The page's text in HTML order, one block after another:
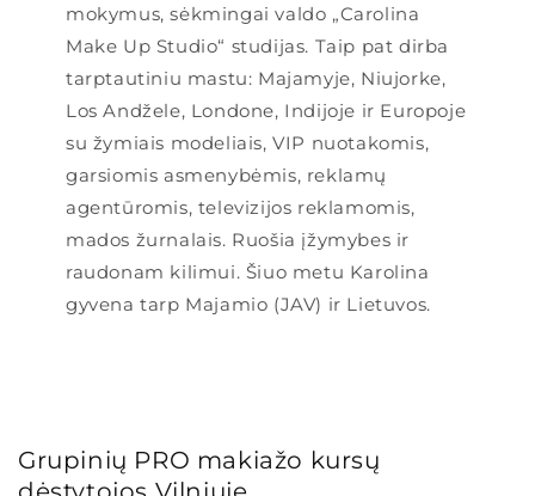
mokymus, sėkmingai valdo „Carolina
Make Up Studio“ studijas. Taip pat dirba
tarptautiniu mastu: Majamyje, Niujorke,
Los Andžele, Londone, Indijoje ir Europoje
su žymiais modeliais, VIP nuotakomis,
garsiomis asmenybėmis, reklamų
agentūromis, televizijos reklamomis,
mados žurnalais. Ruošia įžymybes ir
raudonam kilimui. Šiuo metu Karolina
gyvena tarp Majamio (JAV) ir Lietuvos.
Grupinių PRO makiažo kursų